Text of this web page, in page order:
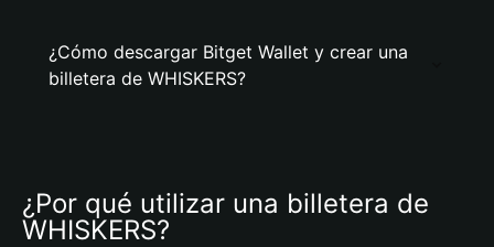
¿Cómo descargar Bitget Wallet y crear una
billetera de WHISKERS?
¿Por qué utilizar una billetera de
WHISKERS?